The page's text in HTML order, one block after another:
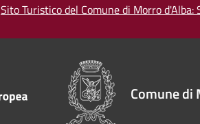
Sito Turistico del Comune di Morro
Comune di